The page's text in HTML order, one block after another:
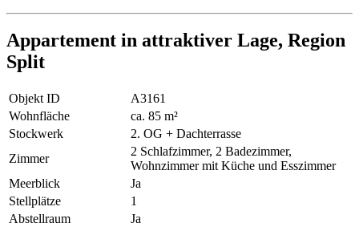
Appartement in attraktiver Lage, Region
Split
Objekt ID
A3161
Wohnfläche
ca. 85 m²
Stockwerk
2. OG + Dachterrasse
Zimmer
2 Schlafzimmer, 2 Badezimmer,
Wohnzimmer mit Küche und Esszimmer
Meerblick
Ja
Stellplätze
1
Abstellraum
Ja